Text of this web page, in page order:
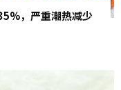
，严重潮热减少